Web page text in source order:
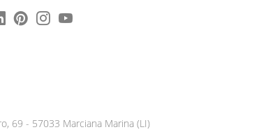
69 - 57033 Marciana Marina (LI)